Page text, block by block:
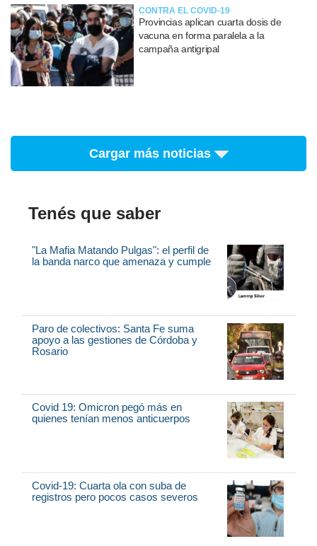
CONTRA EL COVID-19
Provincias aplican cuarta dosis de
vacuna en forma paralela a la
campaña antigripal
Cargar más noticias
Tenés que saber
"La Mafia Matando Pulgas": el perfil de
la banda narco que amenaza y cumple
Paro de colectivos: Santa Fe suma
apoyo a las gestiones de Córdoba y
Rosario
Covid 19: Omicron pegó más en
quienes tenían menos anticuerpos
Covid-19: Cuarta ola con suba de
registros pero pocos casos severos